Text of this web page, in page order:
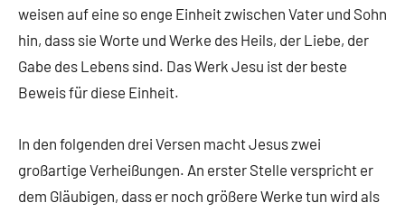
weisen auf eine so enge Einheit zwischen Vater und Sohn
hin, dass sie Worte und Werke des Heils, der Liebe, der
Gabe des Lebens sind. Das Werk Jesu ist der beste
Beweis für diese Einheit.
In den folgenden drei Versen macht Jesus zwei
großartige Verheißungen. An erster Stelle verspricht er
dem Gläubigen, dass er noch größere Werke tun wird als